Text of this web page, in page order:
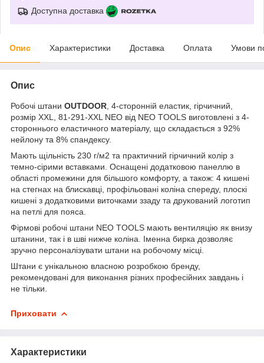
Доступна доставка
Опис Характеристики Доставка Оплата Умови
Опис
Робочі штани OUTDOOR , 4-сторонній еластик, гірчичний,
розмір XXL, 81-291-XXL NEO від NEO TOOLS виготовлені з 4-
стороннього еластичного матеріалу, що складається з 92%
нейлону та 8% спандексу.
Мають щільність 230 г/м2 та практичний гірчичний колір з
темно-сірими вставками. Оснащені додатковою панеллю в
області промежини для більшого комфорту, а також: 4 кишені
на стегнах на блискавці, профільовані коліна спереду, плоскі
кишені з додатковими виточками ззаду та друкований логотип
на петлі для пояса.
Фірмові робочі штани NEO TOOLS мають вентиляцію як внизу
штанини, так і в шві нижче коліна. Іменна бирка дозволяє
зручно персоналізувати штани на робочому місці.
Штани є унікальною власною розробкою бренду,
рекомендовані для виконання різних професійних завдань і
не тільки.
Приховати
Характеристики